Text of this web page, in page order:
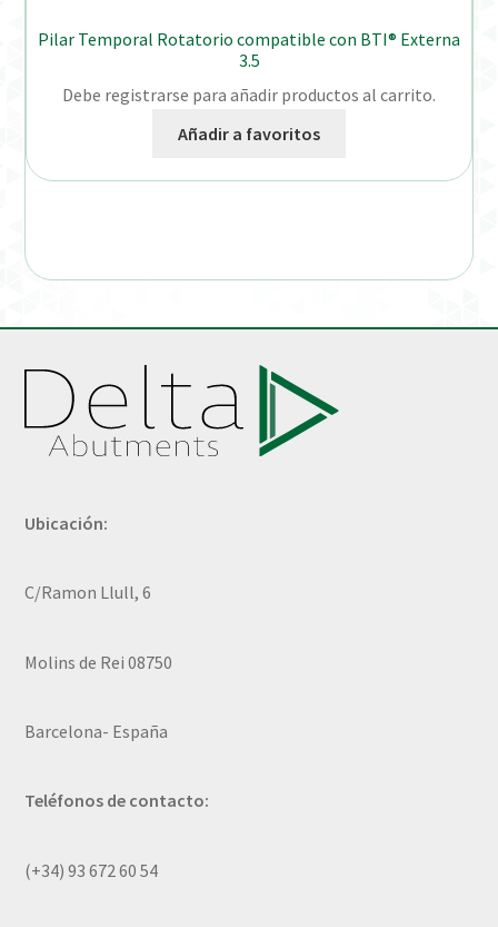
Pilar Temporal Rotatorio compatible con BTI® Externa
3.5
Debe registrarse para añadir productos al carrito.
Añadir a favoritos
Ubicación:
C/Ramon Llull, 6
Molins de Rei 08750
Barcelona- España
Teléfonos de contacto:
(+34) 93 672 60 54